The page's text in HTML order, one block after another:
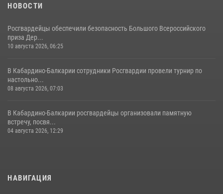
НОВОСТИ
Росгвардейцы обеспечили безопасность Большого Всероссийского
приза Дер...
10 августа 2026, 06:25
В Кабардино-Балкарии сотрудники Росгвардии провели турнир по
настольно...
08 августа 2026, 07:03
В Кабардино-Балкарии росгвардейцы организовали памятную
встречу, посвя...
04 августа 2026, 12:29
НАВИГАЦИЯ